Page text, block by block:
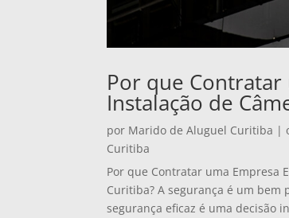
Por que Contratar
Instalação de
por Marido de Aluguel Curitiba |
Curitiba
Por que Contratar uma Empresa
Curitiba? A segurança é um bem
segurança eficaz é uma decisão